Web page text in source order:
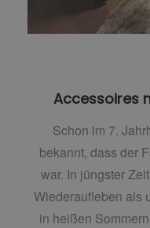
Accessoires
Schon im 7.
bekannt, dass der
war. In jüngster
Wiederaufleben als
in heißen